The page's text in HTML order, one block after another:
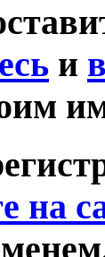
и
на